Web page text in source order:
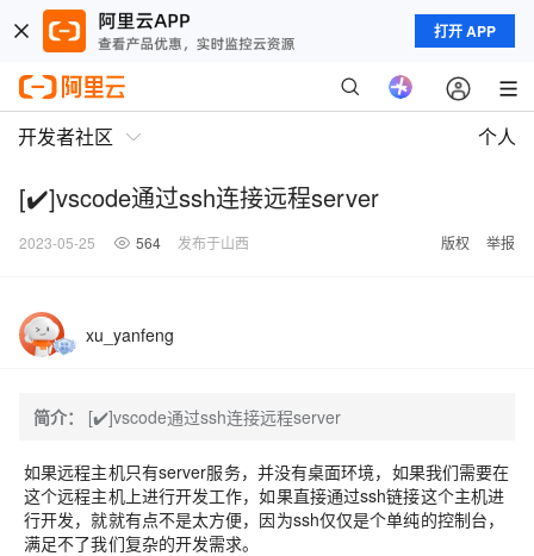
打开 APP
开发者社区 个人
[✔️]vscode通过ssh连接远程server
2023-05-25 564 发布于山西 版权 举报
xu_yanfeng
简介： [✔️]vscode通过ssh连接远程server
如果远程主机只有server服务，并没有桌面环境，如果我们需要在
这个远程主机上进行开发工作，如果直接通过ssh链接这个主机进
行开发，就就有点不是太方便，因为ssh仅仅是个单纯的控制台，
满足不了我们复杂的开发需求。